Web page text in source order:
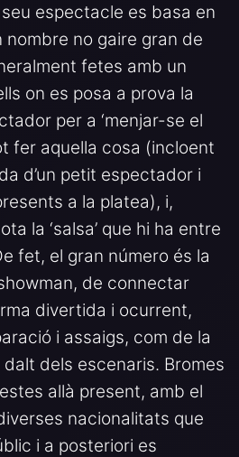
espectacle es basa en
nombre no gaire gran de
fetes amb un
on es posa a prova la
per a ‘menjar-se el
fer aquella cosa (incloent
d’un petit espectador i
a la platea), i,
la ‘salsa’ que hi ha entre
fet, el gran número és la
de connectar
divertida i ocurrent,
i assaigs, com de la
dels escenaris. Bromes
allà present, amb el
nacionalitats que
i a posteriori es